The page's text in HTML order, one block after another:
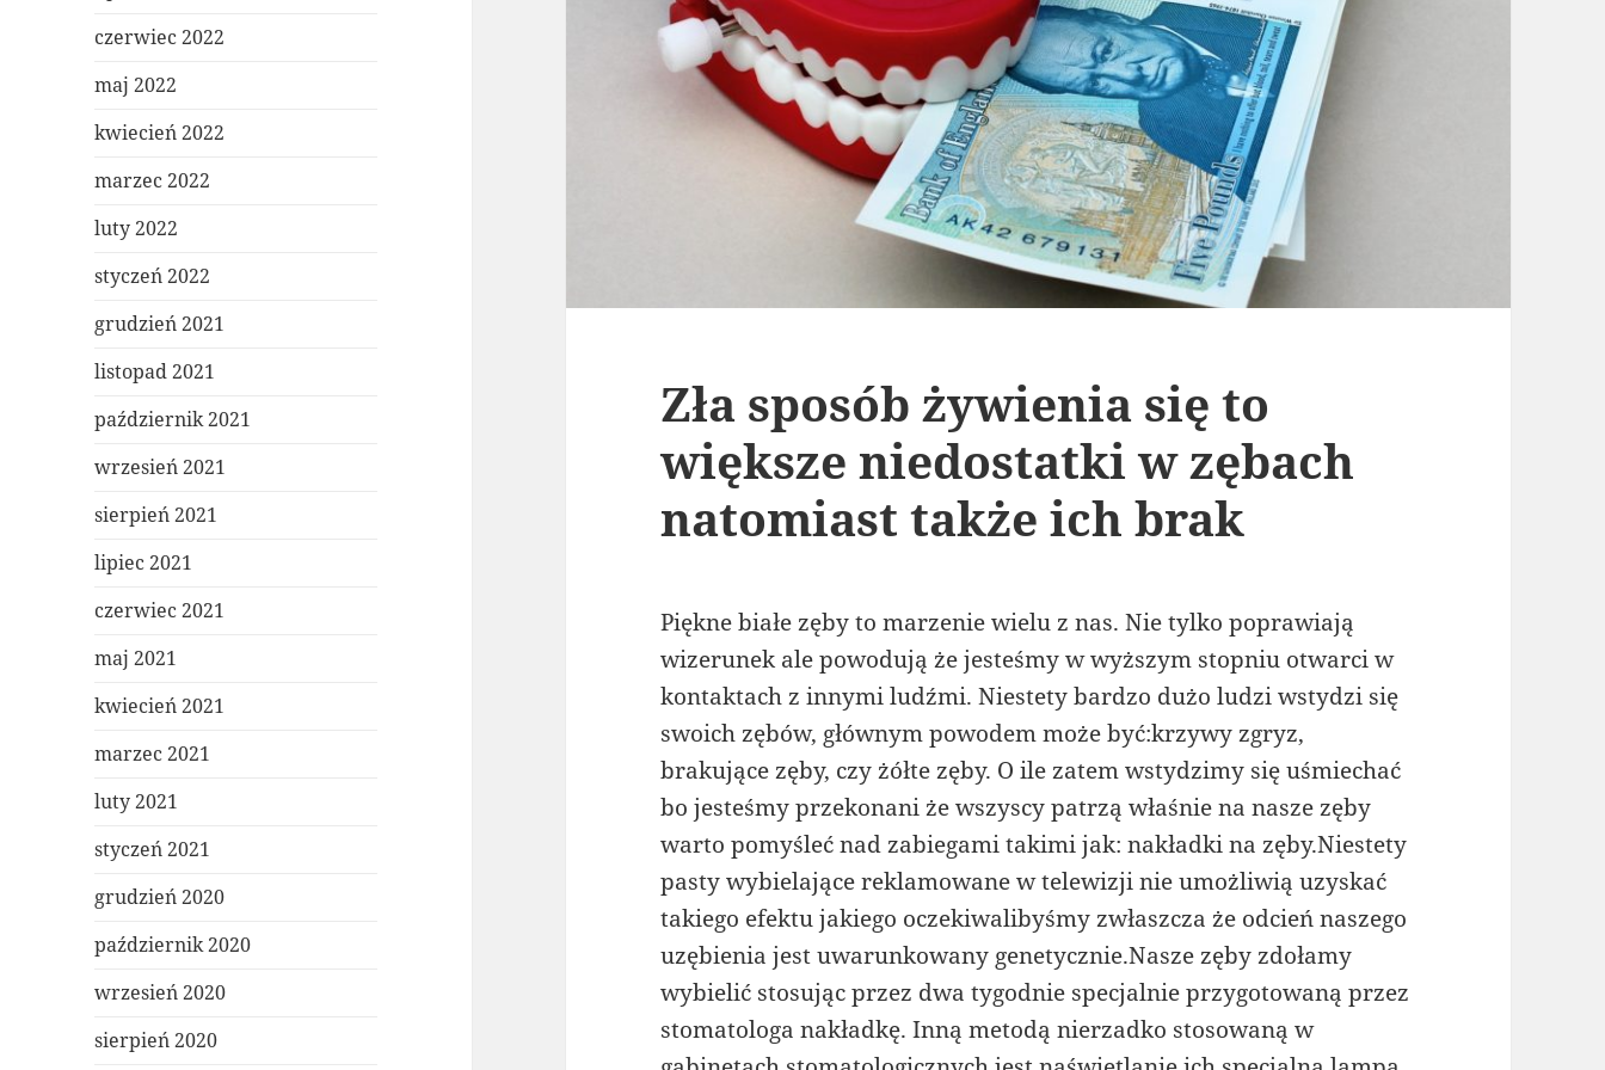
czerwiec 2022
maj 2022
kwiecień 2022
marzec 2022
luty 2022
styczeń 2022
grudzień 2021
listopad 2021
październik 2021
wrzesień 2021
sierpień 2021
lipiec 2021
czerwiec 2021
maj 2021
kwiecień 2021
marzec 2021
luty 2021
styczeń 2021
grudzień 2020
październik 2020
wrzesień 2020
sierpień 2020
Zła sposób żywienia się to
większe niedostatki w zębach
natomiast także ich brak
Piękne białe zęby to marzenie wielu z nas. Nie tylko poprawiają
wizerunek ale powodują że jesteśmy w wyższym stopniu otwarci w
kontaktach z innymi ludźmi. Niestety bardzo dużo ludzi wstydzi się
swoich zębów, głównym powodem może być:krzywy zgryz,
brakujące zęby, czy żółte zęby. O ile zatem wstydzimy się uśmiechać
bo jesteśmy przekonani że wszyscy patrzą właśnie na nasze zęby
warto pomyśleć nad zabiegami takimi jak: nakładki na zęby.Niestety
pasty wybielające reklamowane w telewizji nie umożliwią uzyskać
takiego efektu jakiego oczekiwalibyśmy zwłaszcza że odcień naszego
uzębienia jest uwarunkowany genetycznie.Nasze zęby zdołamy
wybielić stosując przez dwa tygodnie specjalnie przygotowaną przez
stomatologa nakładkę. Inną metodą nierzadko stosowaną w